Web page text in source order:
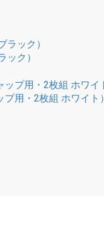
ック）
用・2枚組 ホワイト）